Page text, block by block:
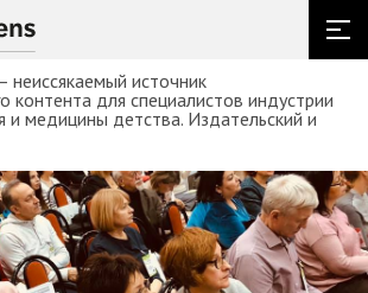
неиссякаемый источник
контента для специалистов индустрии
и медицины детства. Издательский и